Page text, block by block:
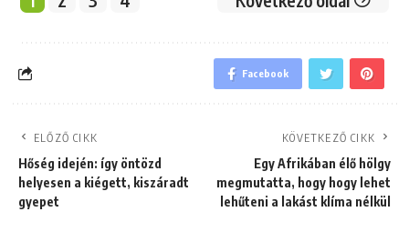
Facebook
ELŐZŐ CIKK
Hőség idején: így öntözd
helyesen a kiégett, kiszáradt
gyepet
KÖVETKEZŐ CIKK
Egy Afrikában élő hölgy
megmutatta, hogy hogy lehet
lehűteni a lakást klíma nélkül